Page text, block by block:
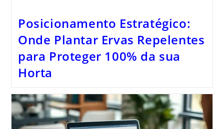
Posicionamento Estratégico:
Onde Plantar Ervas Repelentes
para Proteger 100% da sua
Horta